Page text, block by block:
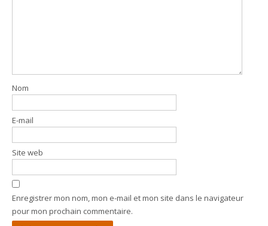
Nom
E-mail
Site web
Enregistrer mon nom, mon e-mail et mon site dans le navigateur
pour mon prochain commentaire.